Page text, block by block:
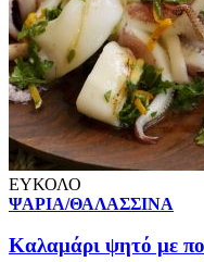
ΕΥΚΟΛΟ
ΨΑΡΙΑ/ΘΑΛΑΣΣΙΝΑ
Καλαμάρι ψητό με